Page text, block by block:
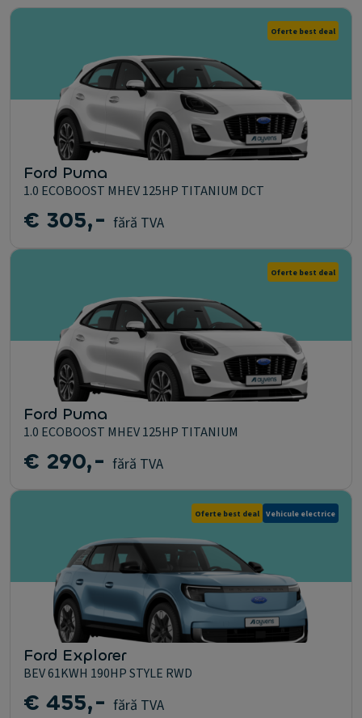
Oferte best deal
Ford Puma
1.0 ECOBOOST MHEV 125HP TITANIUM DCT
€ 305,- fără TVA
Oferte best deal
Ford Puma
1.0 ECOBOOST MHEV 125HP TITANIUM
€ 290,- fără TVA
Oferte best deal Vehicule electrice
Ford Explorer
BEV 61KWH 190HP STYLE RWD
€ 455,- fără TVA